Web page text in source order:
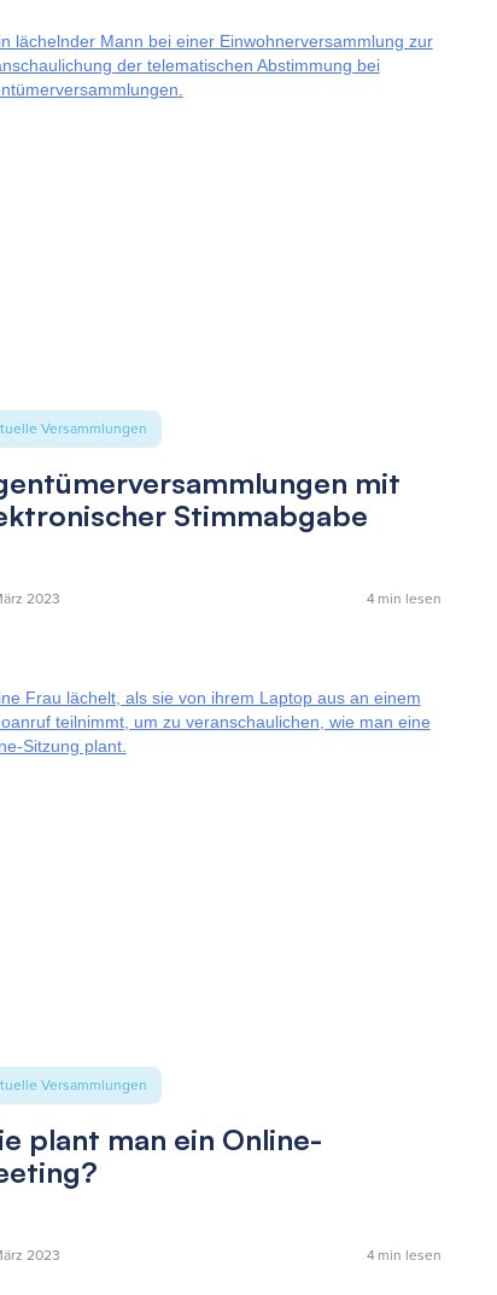
Versammlungen
mit
Stimmabgabe
2023 4min lesen
Versammlungen
plant man ein Online-
2023 4min lesen